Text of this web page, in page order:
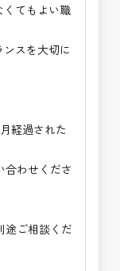
くてもよい職
スを大切に
経過された
合わせくださ
ご相談くだ